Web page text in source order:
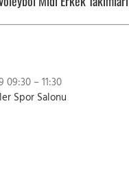
09:30 –11:30
Spor Salonu